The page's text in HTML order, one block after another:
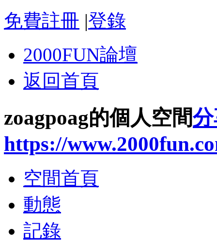
免費註冊 |登錄
2000FUN論壇
返回首頁
zoagpoag的個人空間
https://
空間首頁
動態
記錄